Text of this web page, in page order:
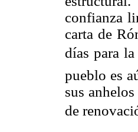
confianza
carta de
días para la
pueblo es
sus
de